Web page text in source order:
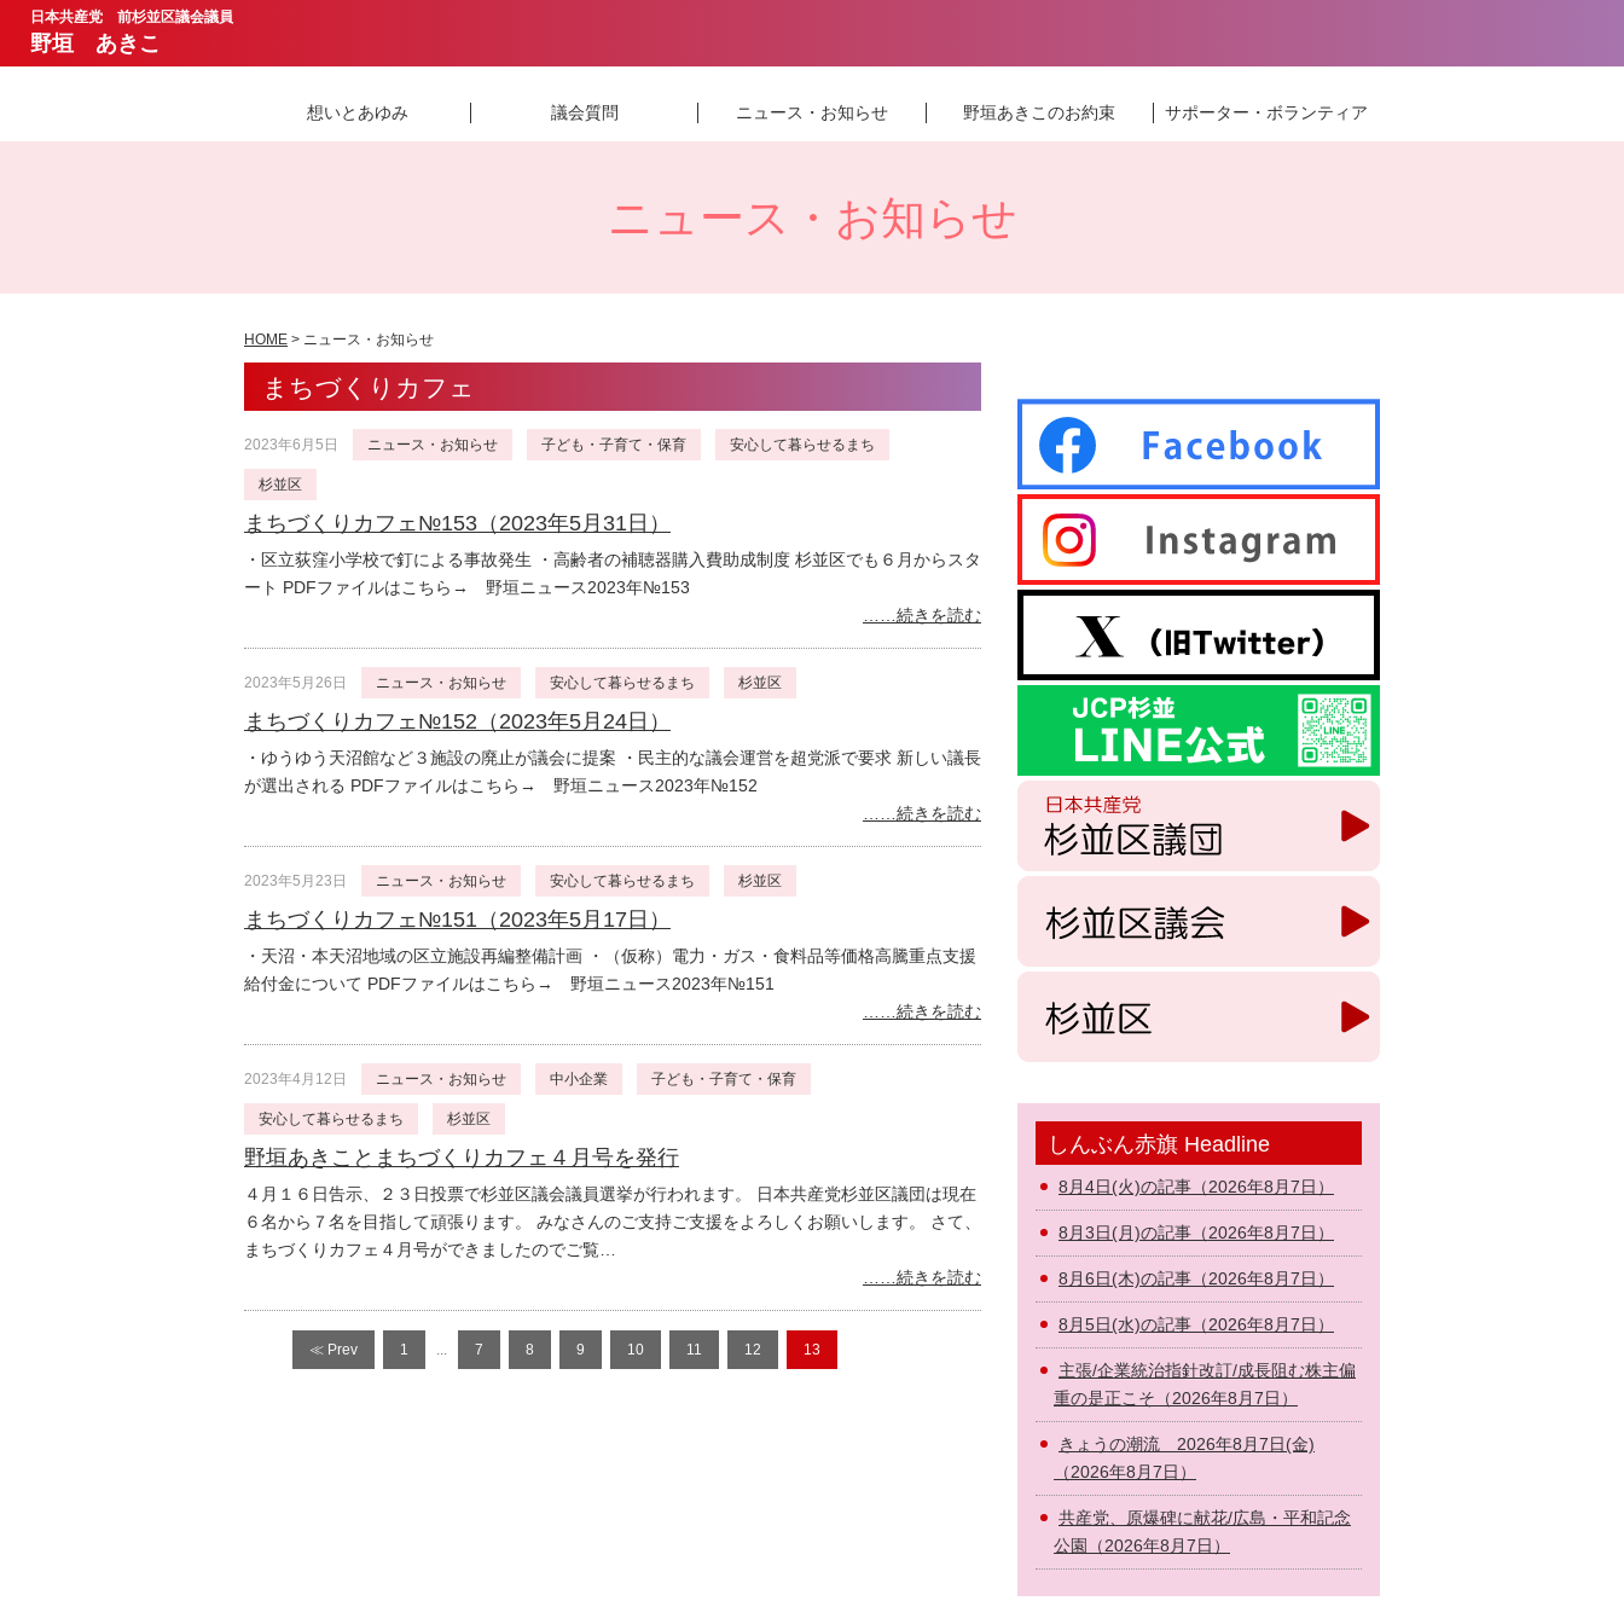
日本共産党 前杉並区議会議員
野垣 あきこ
想いとあゆみ 議会質問 ニュース・お知らせ 野垣あきこのお約束 サポーター・ボランティア
ニュース・お知らせ
HOME > ニュース・お知らせ
まちづくりカフェ
2023年6月5日 ニュース・お知らせ 子ども・子育て・保育 安心して暮らせるまち
杉並区
まちづくりカフェ№153（2023年5月31日）
・区立荻窪小学校で釘による事故発生 ・高齢者の補聴器購入費助成制度 杉並区でも６月からスタ
ート PDFファイルはこちら→ 野垣ニュース2023年№153
……続きを読む
2023年5月26日 ニュース・お知らせ 安心して暮らせるまち 杉並区
まちづくりカフェ№152（2023年5月24日）
・ゆうゆう天沼館など３施設の廃止が議会に提案 ・民主的な議会運営を超党派で要求 新しい議長
が選出される PDFファイルはこちら→ 野垣ニュース2023年№152
……続きを読む
2023年5月23日 ニュース・お知らせ 安心して暮らせるまち 杉並区
まちづくりカフェ№151（2023年5月17日）
・天沼・本天沼地域の区立施設再編整備計画 ・（仮称）電力・ガス・食料品等価格高騰重点支援
給付金について PDFファイルはこちら→ 野垣ニュース2023年№151
……続きを読む
2023年4月12日 ニュース・お知らせ 中小企業 子ども・子育て・保育
安心して暮らせるまち 杉並区
野垣あきことまちづくりカフェ４月号を発行
４月１６日告示、２３日投票で杉並区議会議員選挙が行われます。 日本共産党杉並区議団は現在
６名から７名を目指して頑張ります。 みなさんのご支持ご支援をよろしくお願いします。 さて、
まちづくりカフェ４月号ができましたのでご覧…
……続きを読む
≪ Prev 1 ... 7 8 9 10 11 12 13
しんぶん赤旗 Headline
8月4日(火)の記事（2026年8月7日）
8月3日(月)の記事（2026年8月7日）
8月6日(木)の記事（2026年8月7日）
8月5日(水)の記事（2026年8月7日）
主張/企業統治指針改訂/成長阻む株主偏
重の是正こそ（2026年8月7日）
きょうの潮流 2026年8月7日(金)
（2026年8月7日）
共産党、原爆碑に献花/広島・平和記念
公園（2026年8月7日）